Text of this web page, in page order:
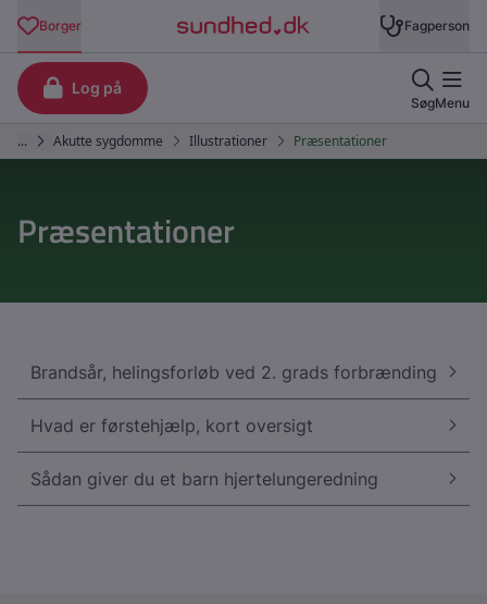
Præsentationer
Brandsår, helingsforløb ved 2. grads forbrænding
Hvad er førstehjælp, kort oversigt
Sådan giver du et barn hjertelungeredning